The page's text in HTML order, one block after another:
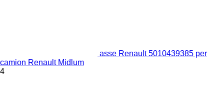
asse Renault 5010439385 per
camion Renault Midlum
4